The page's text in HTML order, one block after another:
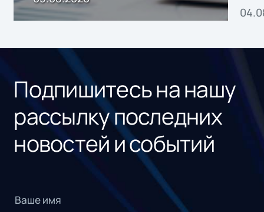
Подпишитесь на нашу
рассылку последних
новостей и событий